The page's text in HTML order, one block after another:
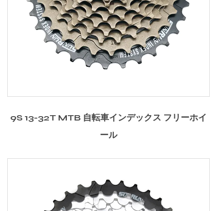
9S 13-32T MTB 自転車インデックス フリーホイ
ール